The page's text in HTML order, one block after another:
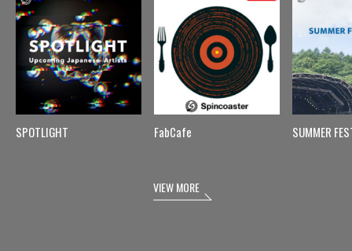
SPOTLIGHT FabCafe SUMMER
VIEW MORE